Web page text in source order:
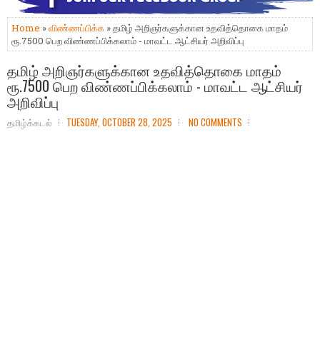
Home »விண்ணப்பிக்க » தமிழ் அறிஞர்களுக்கான உதவித்தொகை மாதம்
ரூ.7500 பெற விண்ணப்பிக்கலாம் - மாவட்ட ஆட்சியர் அறிவிப்பு
தமிழ் அறிஞர்களுக்கான உதவித்தொகை மாதம்
ரூ.7500 பெற விண்ணப்பிக்கலாம் - மாவட்ட ஆட்சியர்
அறிவிப்பு
தமிழ்க்கடல் TUESDAY, OCTOBER 28, 2025 NO COMMENTS